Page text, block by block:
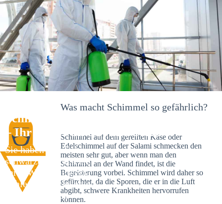
Schimmelexperte in Gailenkirchen
– Ihr Helfer an Ort und Stelle
Sie haben kürzlich
schwarze Flecken an
Ihrer Wand entdeckt?
Schlechte Nachrichten:
Sie haben einen
Was macht Schimmel so gefährlich?
Schimmel auf dem gereiften Käse oder
Edelschimmel auf der Salami schmecken den
meisten sehr gut, aber wenn man den
Schimmel an der Wand findet, ist die
Begeisterung vorbei. Schimmel wird daher so
gefürchtet, da die Sporen, die er in die Luft
abgibt, schwere Krankheiten hervorrufen
können.